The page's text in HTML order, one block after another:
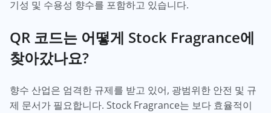
기성 및 수용성 향수를 포함하고 있습니다.
QR 코드는 어떻게 Stock Fragrance에
찾아갔나요?
향수 산업은 엄격한 규제를 받고 있어, 광범위한 안전 및 규
제 문서가 필요합니다. Stock Fragrance는 보다 효율적이